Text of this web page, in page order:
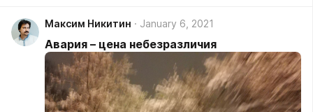
Максим Никитин January 6, 2021
Авария – цена небезразличия